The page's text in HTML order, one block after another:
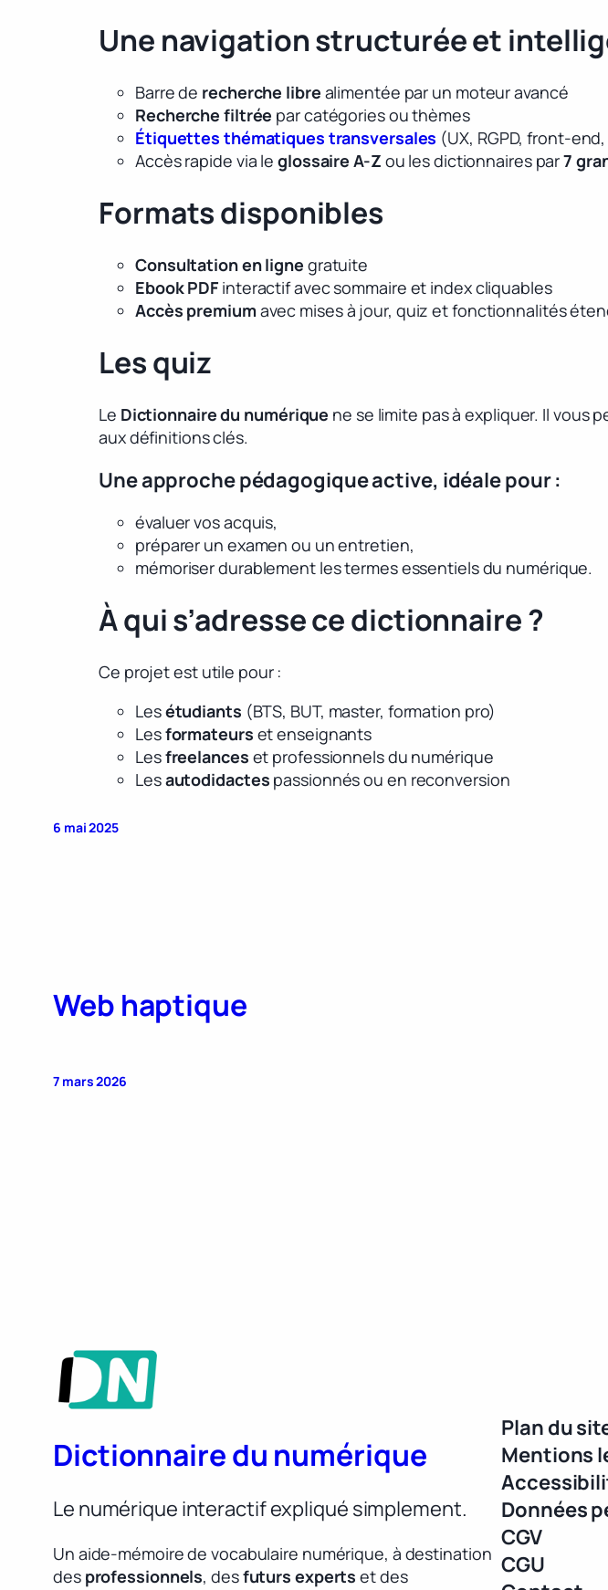
Une navigation structurée et
Barre de recherche libre alimentée par un moteur avancé
Recherche filtrée par catégories ou thèmes
Étiquettes thématiques transversales (UX, RGPD, front-end,
Accès rapide via le glossaire A-Z ou les dictionnaires par7
Formats disponibles
Consultation en ligne gratuite
Ebook PDF interactif avec sommaire et index cliquables
Accès premiumavec mises à jour, quiz et fonctionnalités
Les quiz
Le Dictionnaire du numérique ne se limite pas à expliquer. Il vous
aux définitions clés.
Une approche pédagogique active, idéale pour :
évaluer vos acquis,
préparer un examen ou un entretien,
mémoriser durablement les termes essentiels du numérique.
À qui s’adresse ce dictionnaire ?
Ce projet est utile pour :
Lesétudiants (BTS, BUT, master, formation pro)
Lesformateurs et enseignants
Lesfreelances et professionnels du numérique
Lesautodidactes passionnés ou en reconversion
6 mai 2025
Web haptique
7 mars 2026
Dictionnaire du numérique
Le numérique interactif expliqué simplement.
Un aide-mémoire de vocabulaire numérique, à destination
des professionnels, desfuturs experts et des
Plan du
Mentions
Données
CGV
CGU